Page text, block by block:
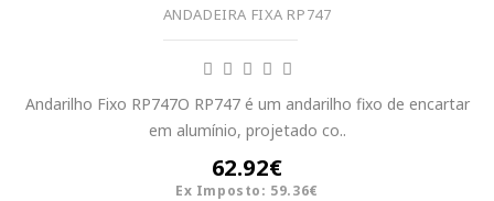
ANDADEIRA FIXA RP747
Andarilho Fixo RP747O RP747 é um andarilho fixo de encartar
em alumínio, projetado co..
62.92€
Ex Imposto: 59.36€